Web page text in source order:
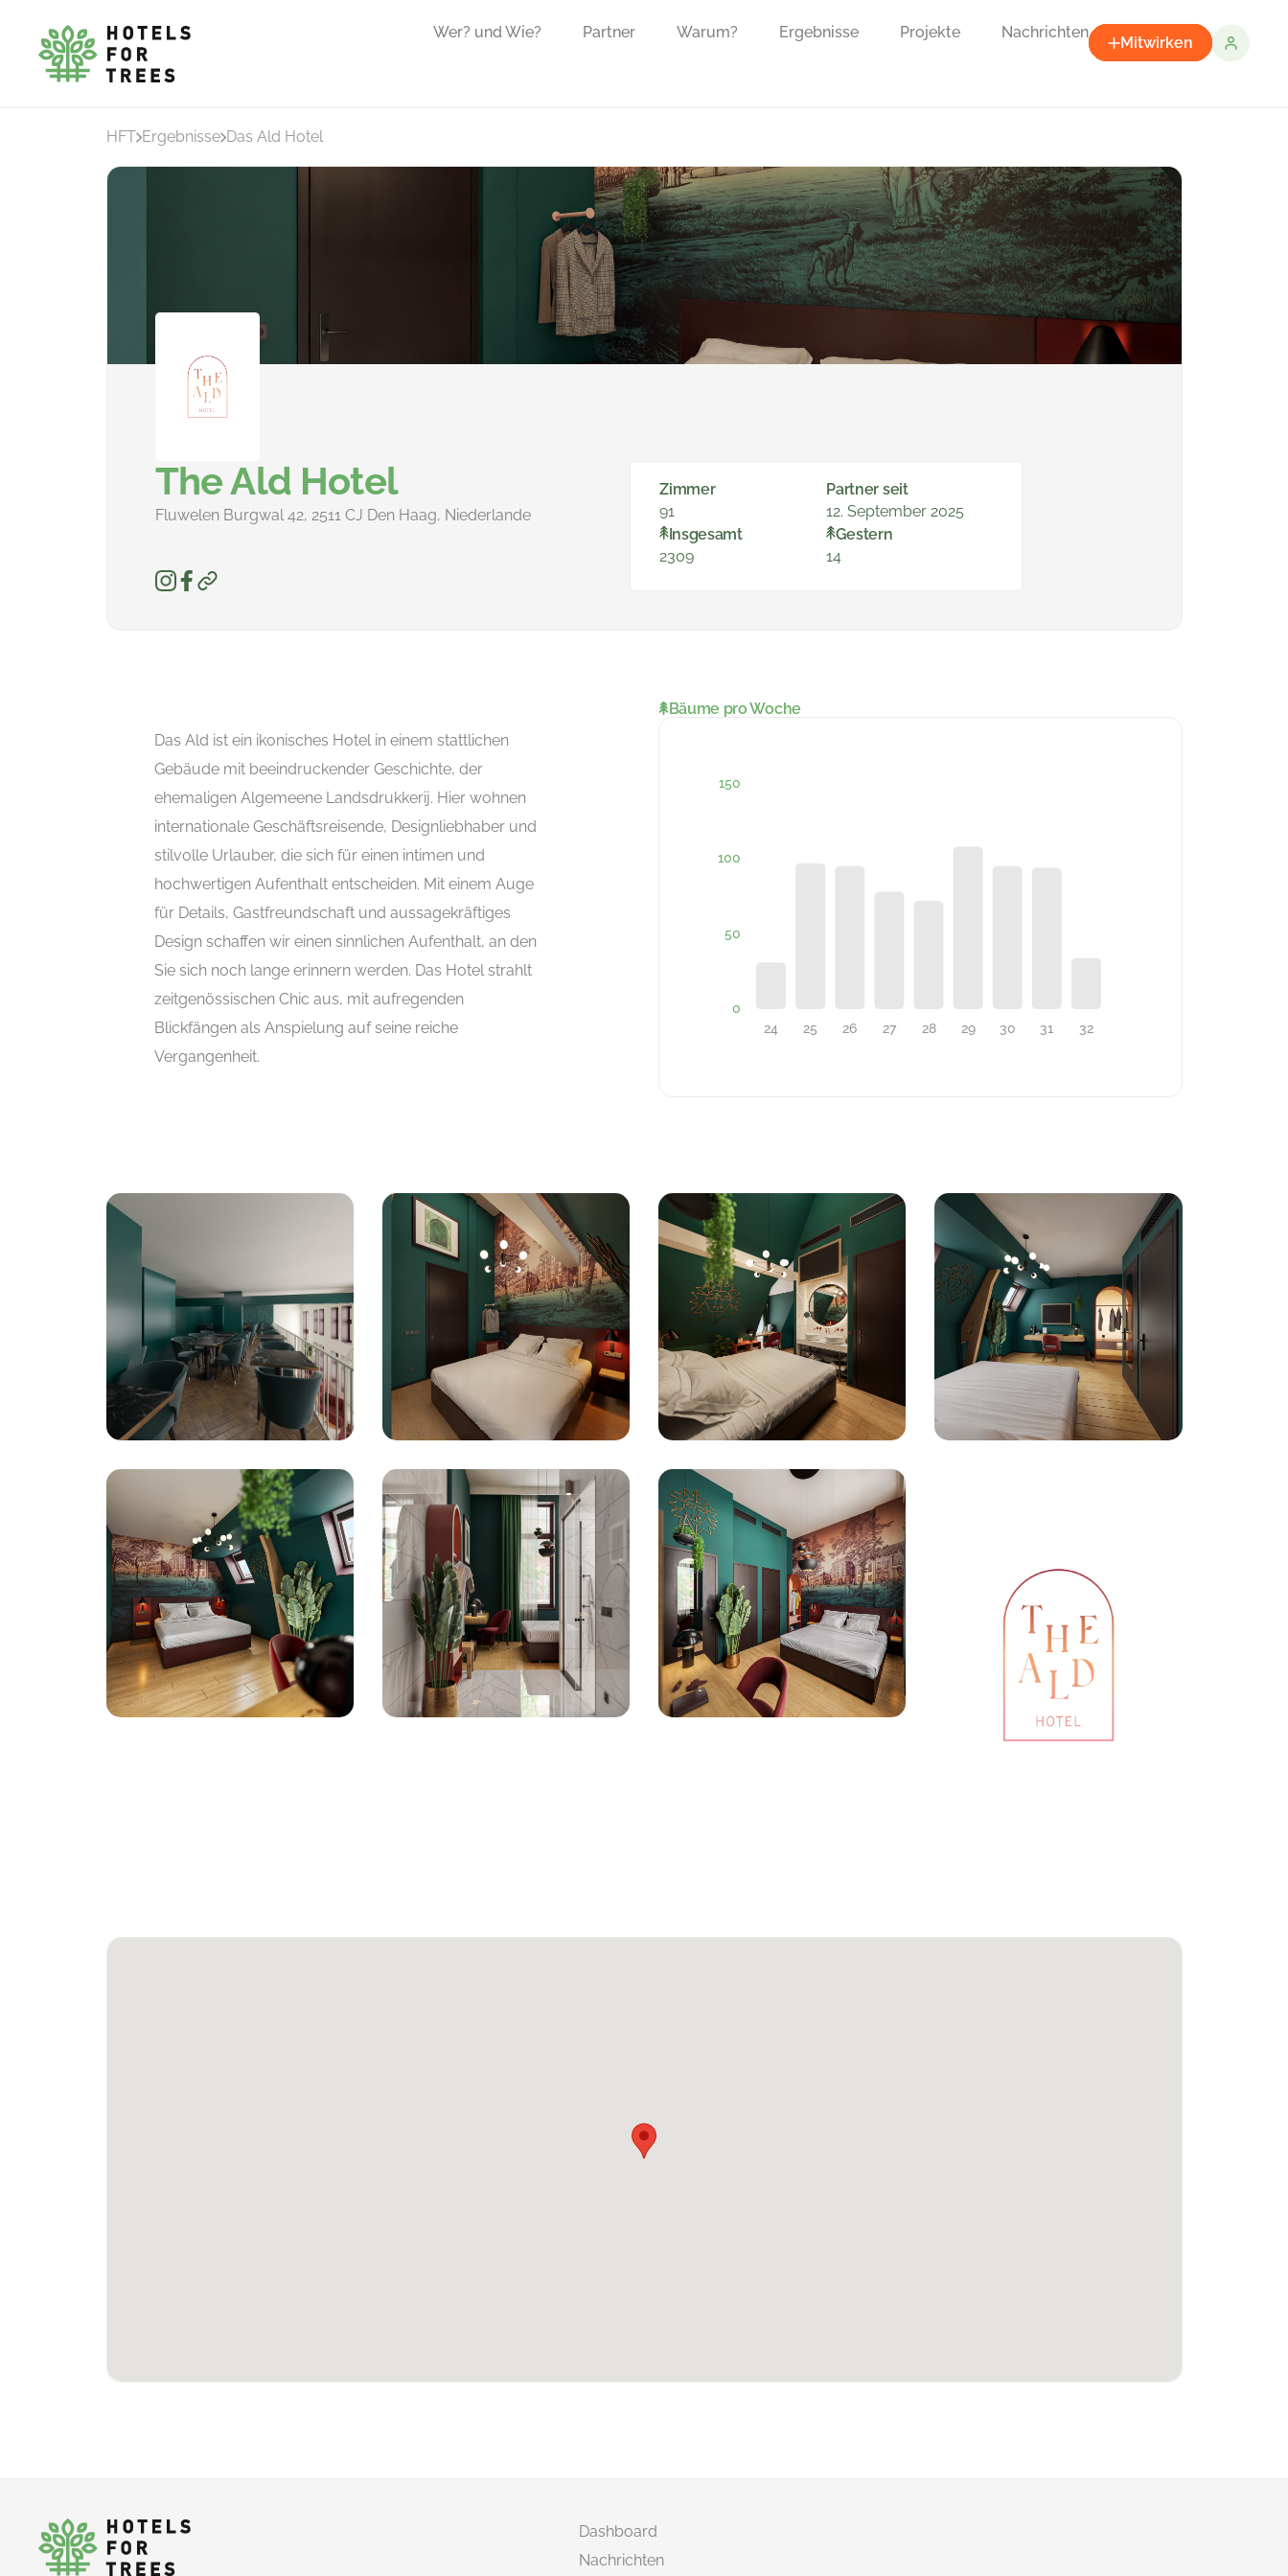
Wer? und Wie? Partner Warum? Ergebnisse Projekte Nachrichten
Mitwirken
HFT Ergebnisse Das Ald Hotel
The Ald Hotel
Fluwelen Burgwal 42, 2511 CJ Den Haag, Niederlande
Zimmer
91
Partner seit
12. September 2025
Insgesamt
2309
Gestern
14
Das Ald ist ein ikonisches Hotel in einem stattlichen
Gebäude mit beeindruckender Geschichte, der
ehemaligen Algemeene Landsdrukkerij. Hier wohnen
internationale Geschäftsreisende, Designliebhaber und
stilvolle Urlauber, die sich für einen intimen und
hochwertigen Aufenthalt entscheiden. Mit einem Auge
für Details, Gastfreundschaft und aussagekräftiges
Design schaffen wir einen sinnlichen Aufenthalt, an den
Sie sich noch lange erinnern werden. Das Hotel strahlt
zeitgenössischen Chic aus, mit aufregenden
Blickfängen als Anspielung auf seine reiche
Vergangenheit.
Bäume pro Woche
Dashboard
Nachrichten